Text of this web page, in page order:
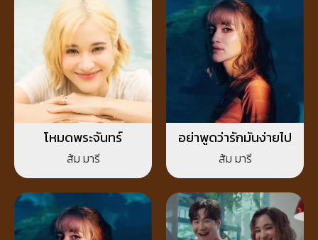
โหมดพระจันทร์
ส้ม มารี
อย่าพูดว่ารักมันง่ายไป
ส้ม มารี